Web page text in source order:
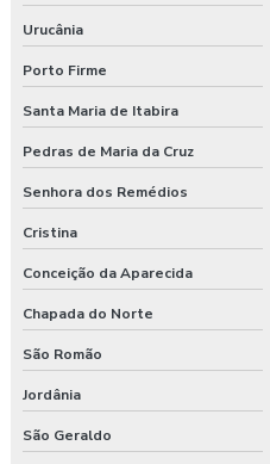
Urucânia
Porto Firme
Santa Maria de Itabira
Pedras de Maria da Cruz
Senhora dos Remédios
Cristina
Conceição da Aparecida
Chapada do Norte
São Romão
Jordânia
São Geraldo